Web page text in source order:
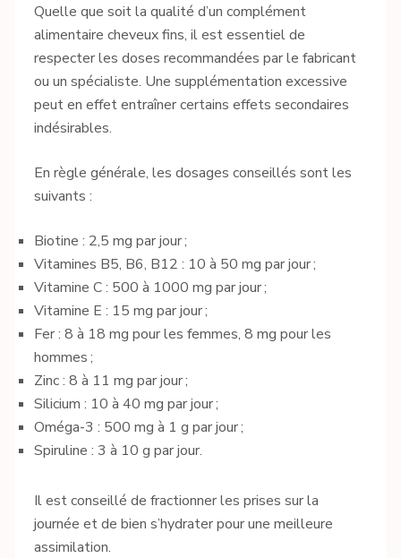
Quelle que soit la qualité d’un complément
alimentaire cheveux fins, il est essentiel de
respecter les doses recommandées par le fabricant
ou un spécialiste. Une supplémentation excessive
peut en effet entraîner certains effets secondaires
indésirables.
En règle générale, les dosages conseillés sont les
suivants :
Biotine : 2,5 mg par jour ;
Vitamines B5, B6, B12 : 10 à 50 mg par jour ;
Vitamine C : 500 à 1000 mg par jour ;
Vitamine E : 15 mg par jour ;
Fer : 8 à 18 mg pour les femmes, 8 mg pour les
hommes ;
Zinc : 8 à 11 mg par jour ;
Silicium : 10 à 40 mg par jour ;
Oméga-3 : 500 mg à 1 g par jour ;
Spiruline : 3 à 10 g par jour.
Il est conseillé de fractionner les prises sur la
journée et de bien s’hydrater pour une meilleure
assimilation.